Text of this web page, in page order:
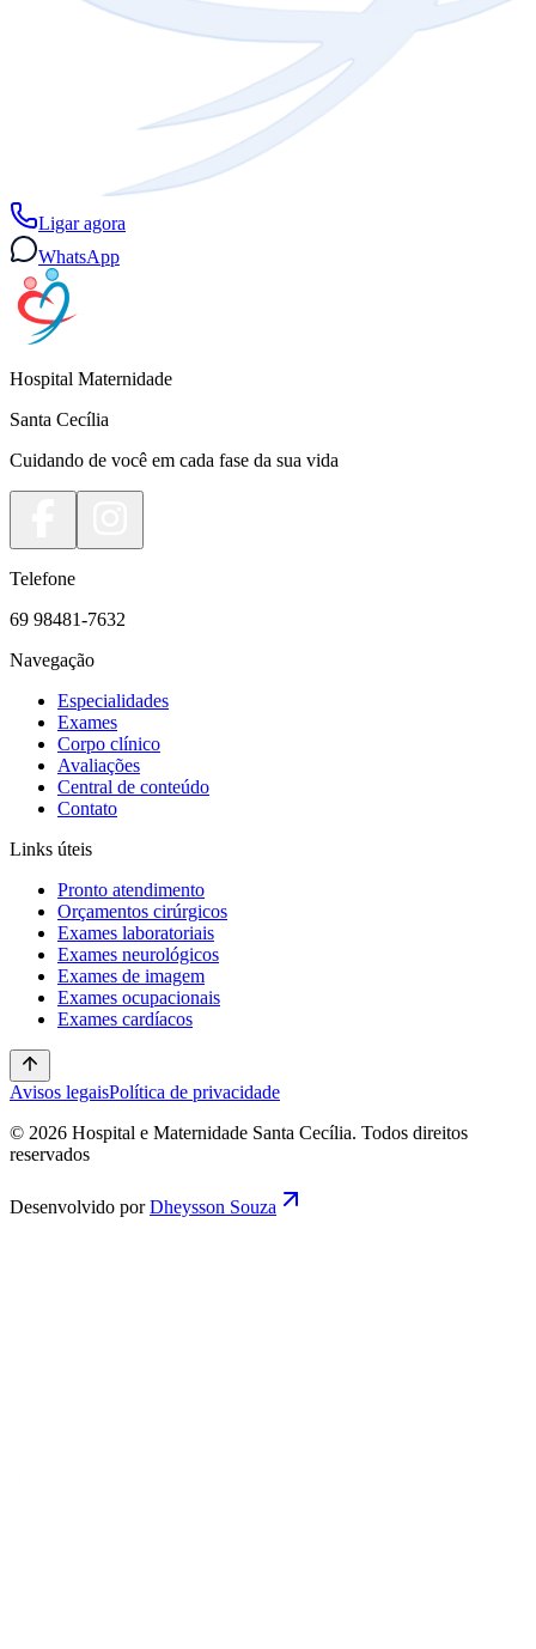
Ligar agora
WhatsApp
Hospital Maternidade
Santa Cecília
Cuidando de você em cada fase da sua vida
Telefone
69 98481-7632
Navegação
Especialidades
Exames
Corpo clínico
Avaliações
Central de conteúdo
Contato
Links úteis
Pronto atendimento
Orçamentos cirúrgicos
Exames laboratoriais
Exames neurológicos
Exames de imagem
Exames ocupacionais
Exames cardíacos
Avisos legaisPolítica de privacidade
© 2026 Hospital e Maternidade Santa Cecília. Todos direitos
reservados
Desenvolvido por Dheysson Souza